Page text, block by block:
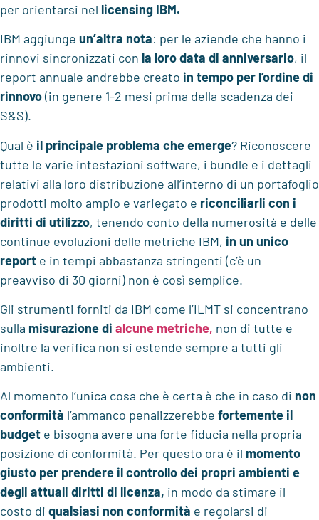
per orientarsi nel licensing IBM.
IBM aggiunge un’altra nota: per le aziende che hanno i
rinnovi sincronizzati con la loro data di anniversario, il
report annuale andrebbe creato in tempo per l’ordine di
rinnovo(in genere 1-2 mesi prima della scadenza dei
S&S).
Qual è il principale problema che emerge? Riconoscere
tutte le varie intestazioni software, i bundle e i dettagli
relativi alla loro distribuzione all’interno di un portafoglio
prodotti molto ampio e variegato e riconciliarli con i
diritti di utilizzo, tenendo conto della numerosità e delle
continue evoluzioni delle metriche IBM, in un unico
report e in tempi abbastanza stringenti (c’è un
preavviso di 30 giorni) non è così semplice.
Gli strumenti forniti da IBM come l’ILMT si concentrano
sulla misurazione di alcune metriche, non di tutte e
inoltre la verifica non si estende sempre a tutti gli
ambienti.
Al momento l’unica cosa che è certa è che in caso di non
conformità l’ammanco penalizzerebbe fortemente il
budget e bisogna avere una forte fiducia nella propria
posizione di conformità. Per questo ora è il momento
giusto per prendere il controllo dei propri ambienti e
degli attuali diritti di licenza, in modo da stimare il
costo di qualsiasi non conformità e regolarsi di